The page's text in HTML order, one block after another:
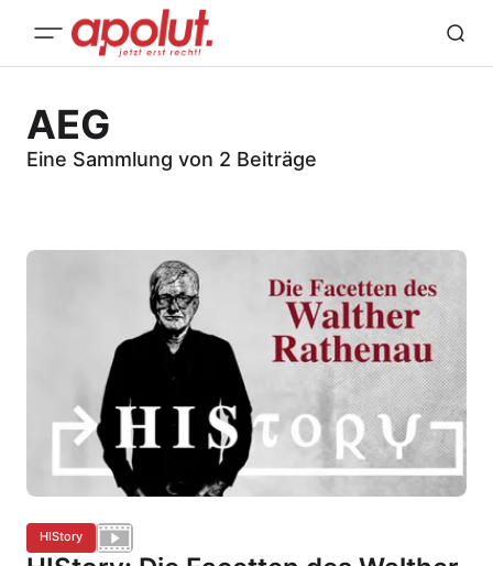
AEG
Eine Sammlung von 2 Beiträge
HIStory